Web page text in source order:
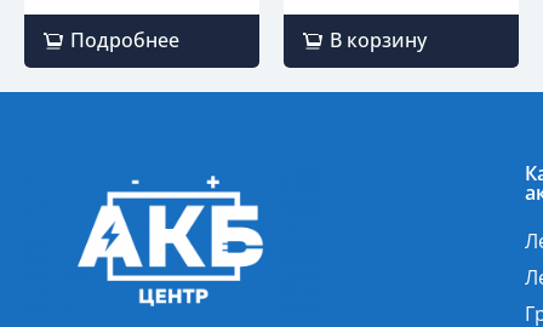
Подробнее В корзину